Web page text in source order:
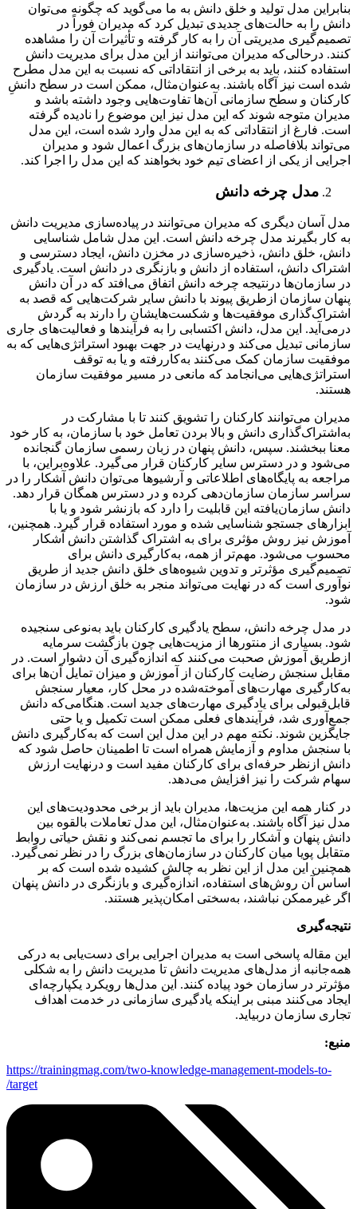
بنابراین مدل تولید و خلق دانش به ما می‌گوید که چگونه می‌توان
دانش را به حالت‌های جدیدی تبدیل کرد که مدیران فوراً در
تصمیم‌گیری مدیریتی آن را به کار گرفته و تأثیرات آن را مشاهده
کنند. درحالی‌که مدیران می‌توانند از این مدل برای مدیریت دانش
استفاده کنند، باید به برخی از انتقاداتی که نسبت به این مدل مطرح
شده است نیز آگاه باشند. به‌عنوان‌مثال، ممکن است در سطح دانشِ
کارکنان و سطح سازمانی آن‌ها تفاوت‌هایی وجود داشته باشد و
مدیران متوجه شوند که این مدل نیز این موضوع را نادیده گرفته
است. فارغ از انتقاداتی که به این مدل وارد شده است، این مدل
می‌تواند بلافاصله در سازمان‌های بزرگ اعمال شود و مدیران
اجرایی از یکی از اعضای تیم خود بخواهند که این مدل را اجرا کند.
مدل چرخه دانش
مدل آسان دیگری که مدیران می‌توانند در پیاده‌سازی مدیریت دانش
به کار بگیرند مدل چرخه دانش است. این مدل شامل شناسایی
دانش، خلق دانش، ذخیره‌سازی در مخزن دانش، ایجاد دسترسی و
اشتراک دانش، استفاده از دانش و بازنگری در دانش است. یادگیری
در سازمان‌ها درنتیجه چرخه دانش اتفاق می‌افتد که در آن دانش
پنهان سازمان ازطریق پیوند با دانش سایر شرکت‌هایی که قصد به
اشتراک‌گذاری موفقیت‌ها و شکست‌هایشان را دارند به گردش
درمی‌آید. این مدل، دانش اکتسابی را به فرآیندها و فعالیت‌های جاری
سازمانی تبدیل می‌کند و درنهایت در جهت بهبود استراتژی‌هایی که به
موفقیت سازمان کمک می‌کنند به‌کاررفته و یا به توقف
استراتژی‌هایی می‌انجامد که مانعی در مسیر موفقیت سازمان
هستند.
مدیران می‌توانند کارکنان را تشویق کنند تا با مشارکت در
به‌اشتراک‌گذاری دانش و بالا بردن تعامل خود با سازمان، به کار خود
معنا ببخشند. سپس، دانش پنهان در زبان رسمی سازمان گنجانده
می‌شود و در دسترس سایر کارکنان قرار می‌گیرد. علاوه‌براین، با
مراجعه به پایگاه‌های اطلاعاتی و آرشیوها می‌توان دانش آشکار را در
سراسر سازمان سازمان‌دهی کرده و در دسترس همگان قرار دهد.
دانش سازمان‌یافته این قابلیت را دارد که بازنشر شود و یا با
ابزارهای جستجو شناسایی شده و مورد استفاده قرار گیرد. همچنین،
آموزش نیز روش مؤثری برای به اشتراک گذاشتن دانش آشکار
محسوب می‌شود. مهم‌تر از همه، به‌کارگیری دانش برای
تصمیم‌گیری مؤثرتر و تدوین شیوه‌های خلق دانش جدید از طریق
نوآوری است که در نهایت می‌تواند منجر به خلق ارزش در سازمان
شود.
در مدل چرخه دانش، سطح یادگیری کارکنان باید به‌نوعی سنجیده
شود. بسیاری از منتورها از مزیت‌هایی چون بازگشت سرمایه
ازطریق آموزش صحبت می‌کنند که اندازه‌گیری آن دشوار است. در
مقابل سنجش رضایت کارکنان از آموزش و میزان تمایل آن‌ها برای
به‌کارگیری مهارت‌های آموخته‌شده در محل کار، معیار سنجش
قابل‌قبولی برای یادگیری مهارت‌های جدید است. هنگامی‌که دانش
جمع‌آوری شد، فرآیندهای فعلی ممکن است تکمیل و یا حتی
جایگزین شوند. نکته مهم در این مدل این است که به‌کارگیری دانش
با سنجش مداوم و آزمایش همراه است تا اطمینان حاصل شود که
دانش ازنظر حرفه‌ای برای کارکنان مفید است و درنهایت ارزش
سهام شرکت را نیز افزایش می‌دهد.
در کنار همه این مزیت‌ها، مدیران باید از برخی محدودیت‌های این
مدل نیز آگاه باشند. به‌عنوان‌مثال، این مدل تعاملات بالقوه بین
دانش پنهان و آشکار را برای ما تجسم نمی‌کند و نقش حیاتی روابط
متقابل پویا میان کارکنان در سازمان‌های بزرگ را در نظر نمی‌گیرد.
همچنین این مدل از این نظر به چالش کشیده شده است که بر
اساس آن روش‌های استفاده، اندازه‌گیری و بازنگری در دانش پنهان
اگر غیرممکن نباشند، به‌سختی امکان‌پذیر هستند.
نتیجه‌گیری
این مقاله پاسخی است به مدیران اجرایی برای دست‌یابی به درکی
همه‌جانبه از مدل‌های مدیریت دانش تا مدیریت دانش را به شکلی
مؤثرتر در سازمان خود پیاده کنند. این مدل‌ها رویکرد یکپارچه‌ای
ایجاد می‌کنند مبنی بر اینکه یادگیری سازمانی در خدمت اهداف
تجاری سازمان دربیاید.
منبع:
https://trainingmag.com/two-knowledge-management-models-to-
target/